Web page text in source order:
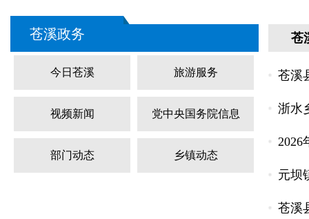
苍溪政务
今日苍溪 旅游服务
视频新闻 党中央国务院信息
部门动态 乡镇动态
苍
苍溪
浙水
2026
元坝
苍溪